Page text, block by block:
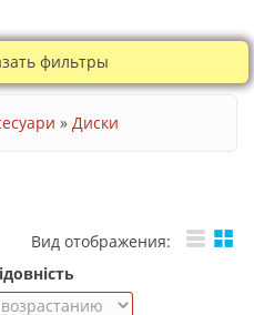
фильтры
» Диски
Вид отображения: